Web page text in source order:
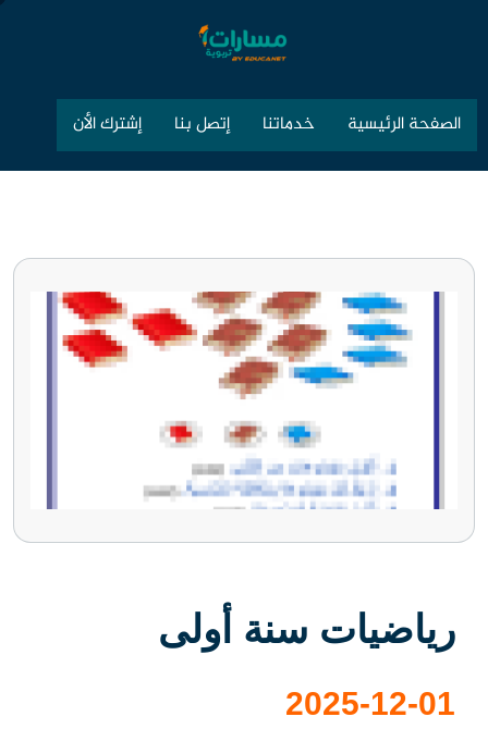
الصفحة الرئيسية خدماتنا إتصل بنا إشترك الأن
رياضيات سنة أولى
2025-12-01